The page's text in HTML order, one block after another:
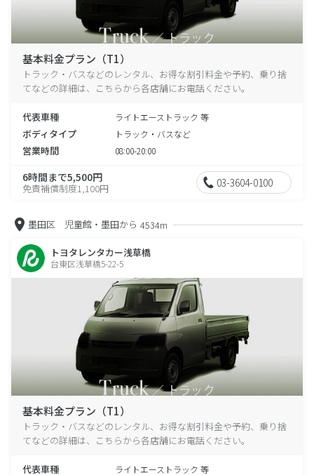
基本料金プラン（T1）
トラック・バスなどのレンタル、お得な割引料金や予約、乗り捨
てなどの詳細は、こちらから各店舗にお電話ください。
代表車種 ライトエーストラック 等
ボディタイプ トラック・バスなど
営業時間 08:00-20:00
6時間まで5,500円
免責補償制度1,100円 03-3604-0100
墨田区 児童館・墨田から 4534m
トヨタレンタカー浅草橋
台東区浅草橋5-22-5
基本料金プラン（T1）
トラック・バスなどのレンタル、お得な割引料金や予約、乗り捨
てなどの詳細は、こちらから各店舗にお電話ください。
代表車種 ライトエーストラック 等